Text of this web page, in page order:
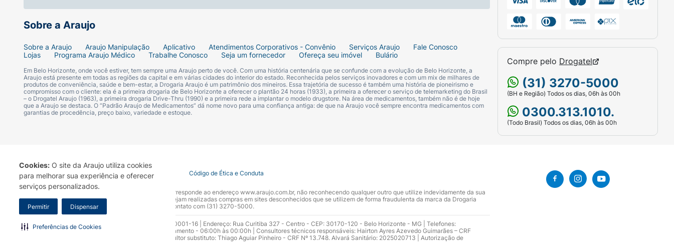
Cookies: O site da Araujo utiliza cookies
para melhorar sua experiência e oferecer
serviços personalizados.
Permitir Dispensar
Preferências de Cookies
Sobre a Araujo
Sobre a Araujo Araujo Manipulação Aplicativo Atendimentos Corporativos - Convênio Serviços Araujo
Fale Conosco
Lojas
Programa Araujo Médico Trabalhe Conosco Seja um fornecedor Ofereça seu imóvel Bulário
Em Belo Horizonte, onde você estiver, tem sempre uma Araujo perto de você. Com uma história centenária que se confunde com a evolução de Belo Horizonte, a
Araujo está presente em todas as regiões da capital e em várias cidades do interior do estado. Reconhecida pelos serviços inovadores e com um mix de milhares de
produtos de conveniência, saúde e bem-estar, a Drogaria Araujo é um patrimônio dos mineiros. Essa trajetória de sucesso é também uma história de pioneirismo e
compromisso com o cliente: ela é a primeira drogaria de Belo Horizonte a oferecer o plantão 24 horas (1933), a primeira a oferecer o serviço de telemarketing do Brasil
– o Drogatel Araujo (1963), a primeira drogaria Drive-Thru (1990) e a primeira rede a implantar o modelo drugstore. Na área de medicamentos, também não é de hoje
que a Araujo se destaca. O “Padrão Araujo de Medicamentos” dá nome novo para uma confiança antiga: de que na Araujo você sempre encontra medicamentos com
garantias de procedência, preço baixo, variedade e estoque.
Compre pelo Drogatel
(31) 3270-5000
(BH e Região) Todos os dias, 06h às 00h
0300.313.1010.
(Todo Brasil) Todos os dias, 06h às 00h
Termo de Uso Portal da Privacidade Covid-19 Código de Ética e Conduta
A Drogaria Araujo S/A informa que o seu site oficial corresponde ao endereço www.araujo.com.br, não reconhecendo qualquer outro que utilize indevidamente da sua
marca. Para sua segurança recomendamos que não sejam realizadas compras em sites desconhecidos que se utilizem de forma fraudulenta da marca da Drogaria
Araujo S.A. Em caso de dúvidas, gentileza entrar em contato com (31) 3270-5000.
Razão Social: Drogaria Araujo S.A | CNPJ: 17.256.512.0001-16 | Endereço: Rua Curitiba 327 - Centro - CEP: 30170-120 - Belo Horizonte - MG | Telefones:
0300.313.1010 e (31) 3270-5000 Horário de funcionamento - 06:00h às 00:00h | Consultores técnicos responsáveis: Hairton Ayres Azevedo Guimarães – CRF
10.965 | Yasmin Silva Alvarenga – CRF 52.584 - Consultor substituto: Thiago Aguiar Pinheiro - CRF Nº 13.748. Alvará Sanitário: 2025020713 | Autorização de